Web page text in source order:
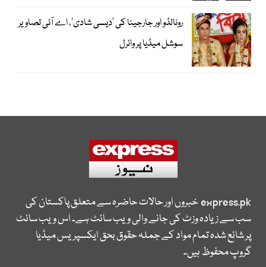
رونالڈو اور جارجینا کی ’دیسی شادی‘، اے آئی تصاویر
سوشل میڈیا پر وائرل
express.pkخبروں اور حالات حاضرہ سے متعلق پاکستان کی
سب سے زیادہ وزٹ کی جانے والی ویب سائٹ ہے۔ اس ویب سائٹ
پر شائع شدہ تمام مواد کے جملہ حقوق بحق ایکسپریس میڈیا
گروپ محفوظ ہیں۔